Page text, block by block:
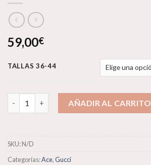
59,00€
TALLAS 36-44
AÑADIR AL CARRITO
SKU:N/D
Categorías:Ace,Gucci